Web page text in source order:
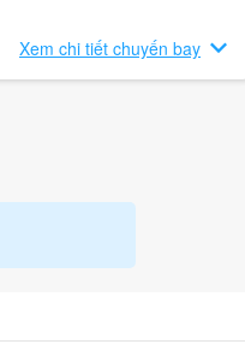
Xem chi tiết chuyến bay